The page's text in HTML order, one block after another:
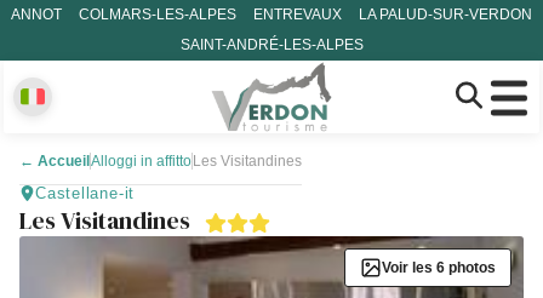
ANNOT COLMARS-LES-ALPES ENTREVAUX
LA PALUD-SUR-VERDON
SAINT-ANDRÉ-LES-ALPES
← Accueil Alloggi in affitto Les Visitandines
Castellane-it
Les Visitandines
Voir les 6 photos